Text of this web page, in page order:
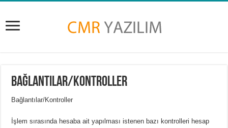
Bağlantılar/Kontroller
Bağlantılar/Kontroller
İşlem sırasında hesaba ait yapılması istenen bazı kontrolleri hesap